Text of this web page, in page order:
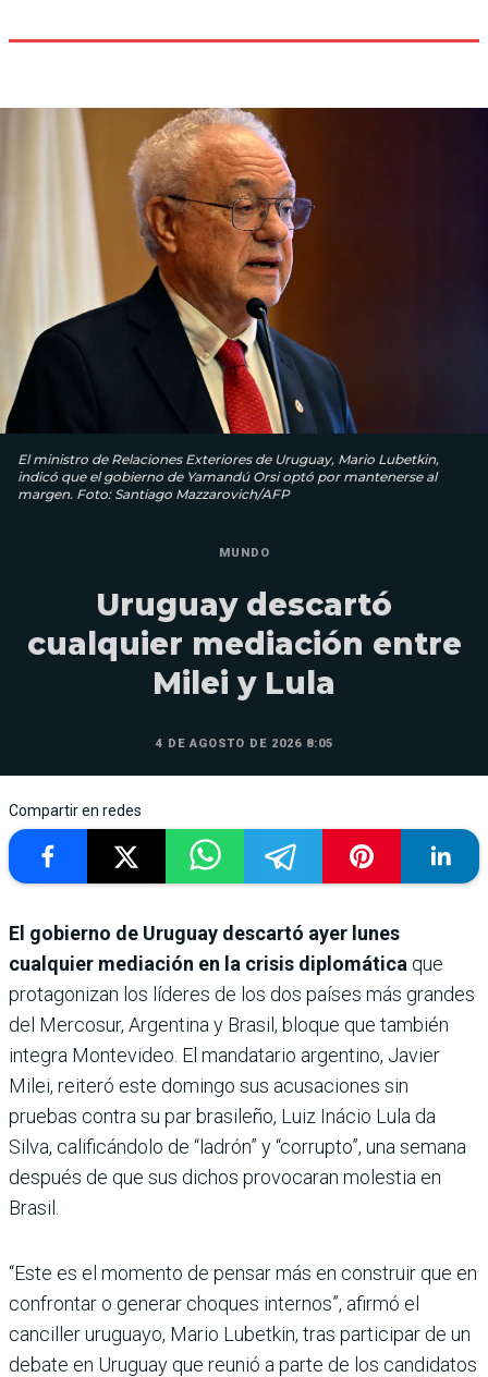
El ministro de Relaciones Exteriores de Uruguay, Mario Lubetkin,
indicó que el gobierno de Yamandú Orsi optó por mantenerse al
margen. Foto: Santiago Mazzarovich/AFP
MUNDO
Uruguay descartó
cualquier mediación entre
Milei y Lula
4 DE AGOSTO DE 2026 8:05
Compartir en redes
El gobierno de Uruguay descartó ayer lunes
cualquier mediación en la crisis diplomática que
protagonizan los líderes de los dos países más grandes
del Mercosur, Argentina y Brasil, bloque que también
integra Montevideo. El mandatario argentino, Javier
Milei, reiteró este domingo sus acusaciones sin
pruebas contra su par brasileño, Luiz Inácio Lula da
Silva, calificándolo de “ladrón” y “corrupto”, una semana
después de que sus dichos provocaran molestia en
Brasil.
“Este es el momento de pensar más en construir que en
confrontar o generar choques internos”, afirmó el
canciller uruguayo, Mario Lubetkin, tras participar de un
debate en Uruguay que reunió a parte de los candidatos